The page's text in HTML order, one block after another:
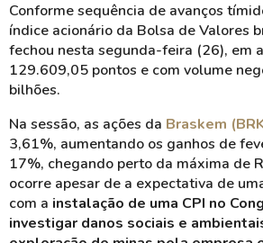
Conforme sequência de avanços
índice acionário da Bolsa de Valores
fechou nesta segunda-feira (26), em
129.609,05 pontos e com volume
bilhões.
Na sessão, as ações da Braskem
3,61%, aumentando os ganhos de
17%, chegando perto da máxima de
ocorre apesar de a expectativa de
com a instalação de uma CPI no
investigar danos sociais e